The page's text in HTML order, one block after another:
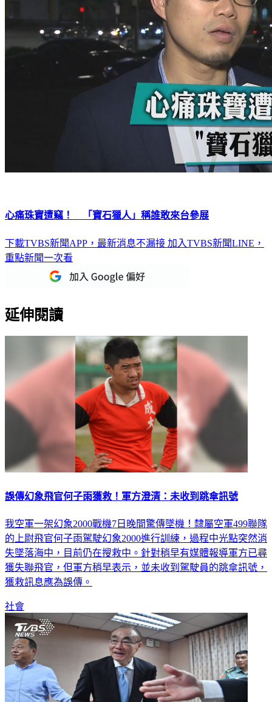
心痛珠寶遭竊！ 「寶石獵人」稱誰敢來台參展
下載TVBS新聞APP，最新消息不漏接 加入TVBS新聞LINE，
重點新聞一次看
延伸閱讀
誤傳幻象飛官何子雨獲救！軍方澄清：未收到跳傘訊號
我空軍一架幻象2000戰機7日晚間驚傳墜機！隸屬空軍499聯隊
的上尉飛官何子雨駕駛幻象2000進行訓練，過程中光點突然消
失墜落海中，目前仍在搜救中。針對稍早有媒體報導軍方已尋
獲失聯飛官，但軍方稍早表示，並未收到駕駛員的跳傘訊號，
獲救訊息應為誤傳。
社會